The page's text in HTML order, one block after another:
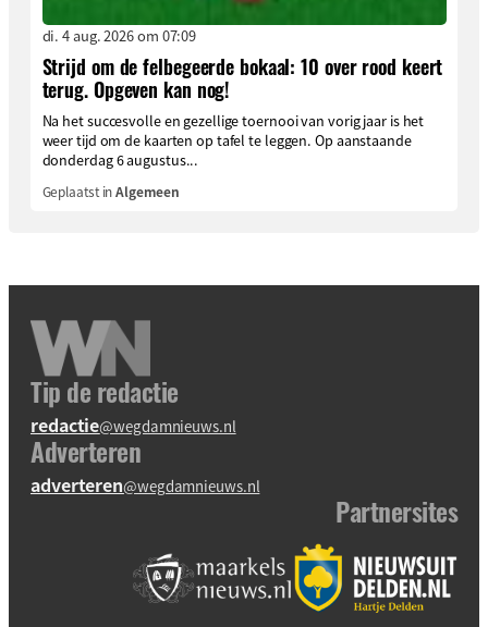
di. 4 aug. 2026 om 07:09
Strijd om de felbegeerde bokaal: 10 over rood keert
terug. Opgeven kan nog!
Na het succesvolle en gezellige toernooi van vorig jaar is het
weer tijd om de kaarten op tafel te leggen. Op aanstaande
donderdag 6 augustus...
Geplaatst inAlgemeen
Tip de redactie
redactie@wegdamnieuws.nl
Adverteren
adverteren@wegdamnieuws.nl
Partnersites